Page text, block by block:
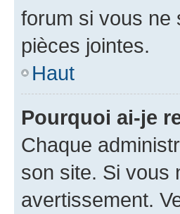
forum si vous ne
pièces jointes.
Haut
Pourquoi ai-je
Chaque
son site. Si vous
avertissement.